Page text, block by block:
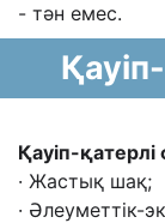
- тəн емес.
Қауіп-
· Жастық шақ;
· Əлеуметтік-